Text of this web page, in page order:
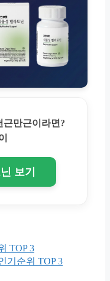
근만근이라면?
보기
TOP 3
기순위 TOP 3